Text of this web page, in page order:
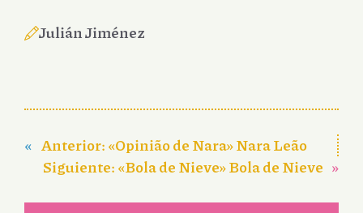
Julián Jiménez
« Anterior:«Opinião de Nara» Nara Leão
Siguiente:«Bola de Nieve» Bola de Nieve »